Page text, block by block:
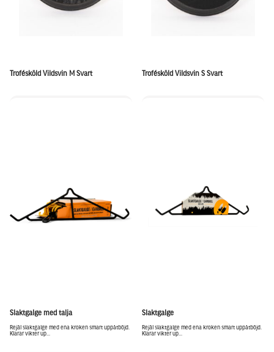
Trofésköld Vildsvin M Svart Trofésköld Vildsvin S Svart
Slaktgalge med talja
Rejäl slaktgalge med ena kroken smart uppåtböjd.
Klarar vikter up...
Slaktgalge
Rejäl slaktgalge med ena kroken smart uppåtböjd.
Klarar vikter up...